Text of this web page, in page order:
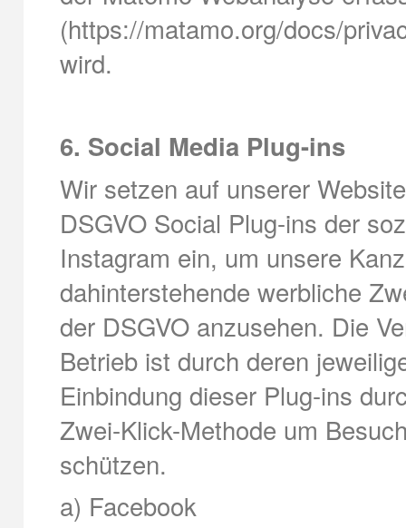
(https://matamo.org/docs/
wird.
6. Social Media Plug-ins
Wir setzen auf unserer
DSGVO Social Plug-ins der
Instagram ein, um unsere
dahinterstehende werbliche
der DSGVO anzusehen. Die
Betrieb ist durch deren
Einbindung dieser Plug-ins
Zwei-Klick-Methode um
schützen.
a) Facebook